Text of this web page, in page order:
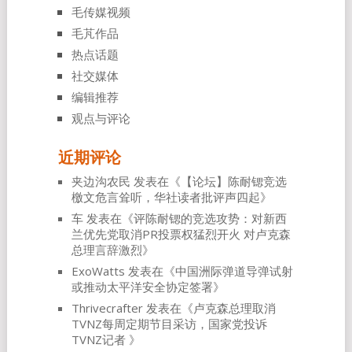
毛传媒视频
毛芃作品
热点话题
社交媒体
编辑推荐
观点与评论
近期评论
夹边沟农民 发表在《 【论坛】陈耐锶竞选
檄文危言耸听，华社读者批评声四起》
车发表在《评陈耐锶的竞选攻势：对新西
兰优先党取消PR投票权猛烈开火 对卢克森
总理言辞激烈》
ExoWatts 发表在《中国洲际弹道导弹试射
或推动太平洋安全协定签署》
Thrivecrafter发表在《卢克森总理取消
TVNZ每周定期节目采访，国家党投诉
TVNZ记者 》